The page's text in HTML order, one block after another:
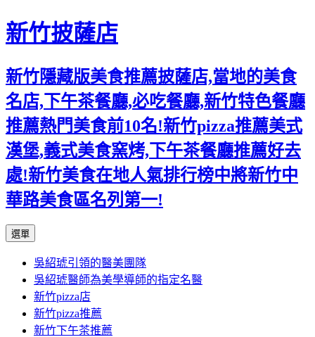
新竹披薩店
新竹隱藏版美食推薦披薩店,當地的美食
名店,下午茶餐廳,必吃餐廳,新竹特色餐廳
推薦熱門美食前10名!新竹pizza推薦美式
漢堡,義式美食窯烤,下午茶餐廳推薦好去
處!新竹美食在地人氣排行榜中將新竹中
華路美食區名列第一!
選單
主
要
內
容
吳紹琥引領的醫美團隊
吳紹琥醫師為美學導師的指定名醫
新竹pizza店
新竹pizza推薦
新竹下午茶推薦